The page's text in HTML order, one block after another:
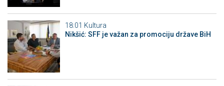
18:01 Kultura
Nikšić: SFF je važan za promociju države BiH